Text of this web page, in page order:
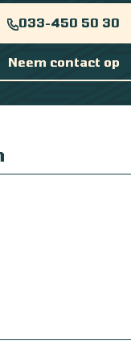
033-450 50 30
Neem contact op